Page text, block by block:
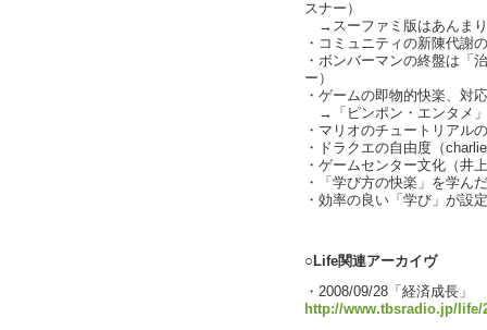
スナー）
→スーファミ版はあんま
・コミュニティの新陳代謝
・ボンバーマンの終盤は「
ー）
・ゲームの即物的快楽、対
→「ピンポン・エンタメ
・マリオのチュートリアル
・ドラクエの自由度（
・ゲームセンター文化（井
・「学び方の快楽」を学ん
・効率の良い「学び」が設
○Life関連アーカイヴ
・2008/09/28「経済成長」
http://www.tbsradio.jp/life/